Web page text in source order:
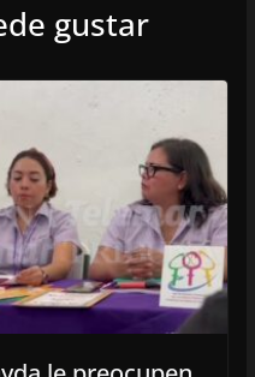
gustar